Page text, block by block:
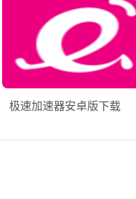
极速加速器安卓版下载